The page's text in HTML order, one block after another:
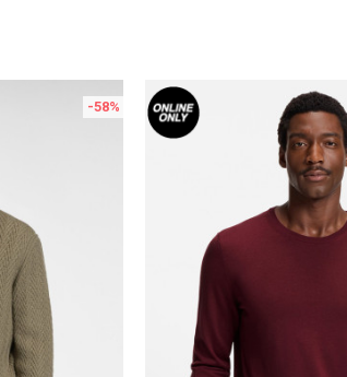
-58%